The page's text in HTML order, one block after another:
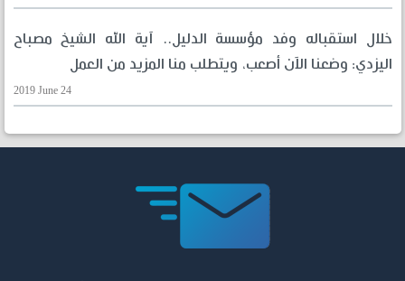
خلال استقباله وفد مؤسسة الدليل.. آية الله الشيخ مصباح
اليزدي: وضعنا الآن أصعب، ويتطلب منا المزيد من العمل
2019 June 24